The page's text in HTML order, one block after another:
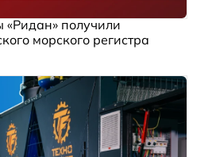
получили
морского регистра